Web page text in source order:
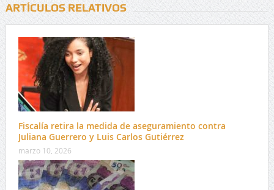
ARTÍCULOS RELATIVOS
Fiscalía retira la medida de aseguramiento contra
Juliana Guerrero y Luis Carlos Gutiérrez
marzo 10, 2026